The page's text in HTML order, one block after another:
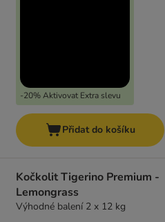
-20% Aktivovat Extra slevu
Přidat do košíku
Kočkolit Tigerino Premium -
Lemongrass
Výhodné balení 2 x 12 kg